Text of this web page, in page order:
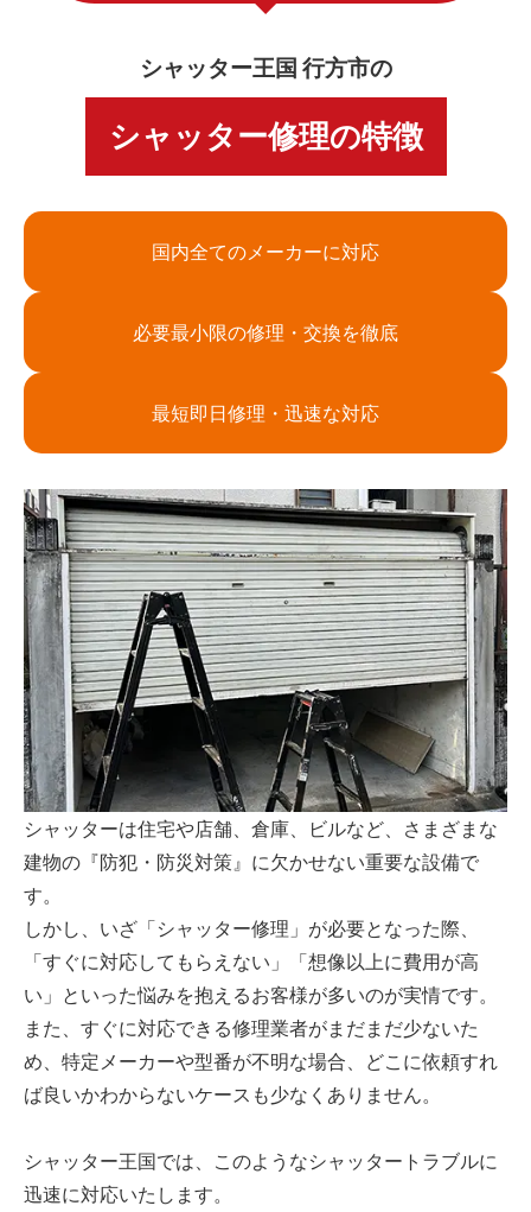
シャッター王国 行方市の
シャッター修理の特徴
国内全てのメーカーに対応
必要最小限の修理・交換を徹底
最短即日修理・迅速な対応
シャッターは住宅や店舗、倉庫、ビルなど、さまざまな
建物の『防犯・防災対策』に欠かせない重要な設備で
す。
しかし、いざ「シャッター修理」が必要となった際、
「すぐに対応してもらえない」「想像以上に費用が高
い」といった悩みを抱えるお客様が多いのが実情です。
また、すぐに対応できる修理業者がまだまだ少ないた
め、特定メーカーや型番が不明な場合、どこに依頼すれ
ば良いかわからないケースも少なくありません。
シャッター王国では、このようなシャッタートラブルに
迅速に対応いたします。